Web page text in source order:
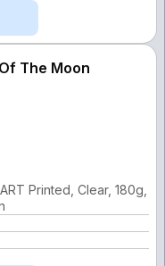
The Moon
Printed, Clear, 180g,